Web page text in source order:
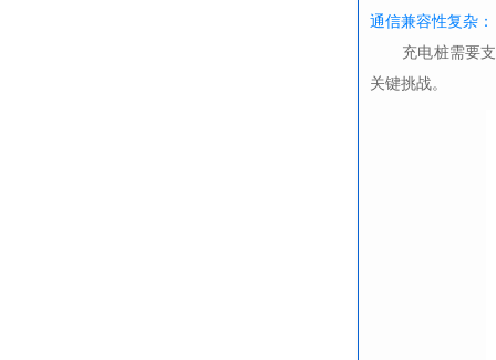
通信兼容性复杂：
充电桩需要
关键挑战。